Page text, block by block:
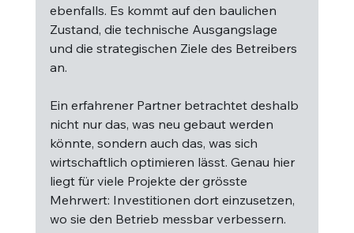
ebenfalls. Es kommt auf den baulichen
Zustand, die technische Ausgangslage
und die strategischen Ziele des Betreibers
an.
Ein erfahrener Partner betrachtet deshalb
nicht nur das, was neu gebaut werden
könnte, sondern auch das, was sich
wirtschaftlich optimieren lässt. Genau hier
liegt für viele Projekte der grösste
Mehrwert: Investitionen dort einzusetzen,
wo sie den Betrieb messbar verbessern.